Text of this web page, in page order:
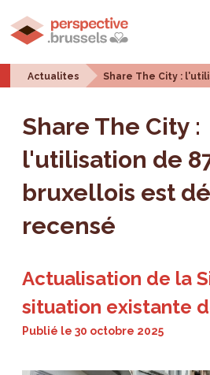
Actualites Share The City :
Share The City :
l'utilisation de
bruxellois est
recensé
Actualisation de la
situation existante
Publié le30 octobre 2025